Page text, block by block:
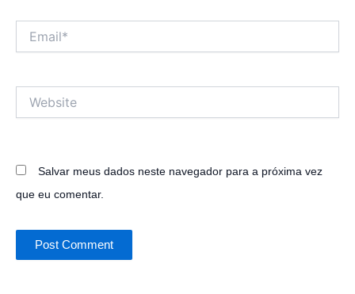
Salvar meus dados neste navegador para a próxima vez
que eu comentar.